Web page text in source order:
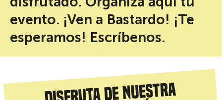
evento. ¡Ven a Bastardo! ¡Te
esperamos! Escríbenos.
Disfruta de nuestra